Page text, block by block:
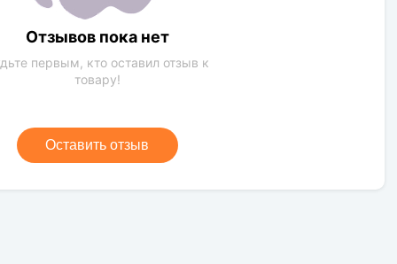
Отзывов пока нет
первым, кто оставил отзыв к
товару!
Оставить отзыв